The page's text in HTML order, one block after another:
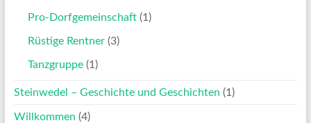
Pro-Dorfgemeinschaft(1)
Rüstige Rentner(3)
Tanzgruppe(1)
Steinwedel – Geschichte und Geschichten (1)
Willkommen (4)